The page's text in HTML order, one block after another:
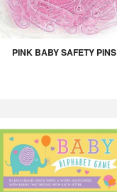
PINK BABY SAFETY PINS